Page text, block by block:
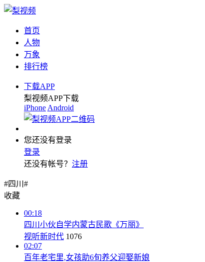
首页
人物
万象
排行榜
下载APP
梨视频APP下载
iPhone Android
您还没有登录
登录
还没有帐号？ 注册
#四川#
收藏
00:18
四川小伙自学内蒙古民歌《万丽》
视听新时代 1076
02:07
百年老宅里,女孩助6旬养父迎娶新娘